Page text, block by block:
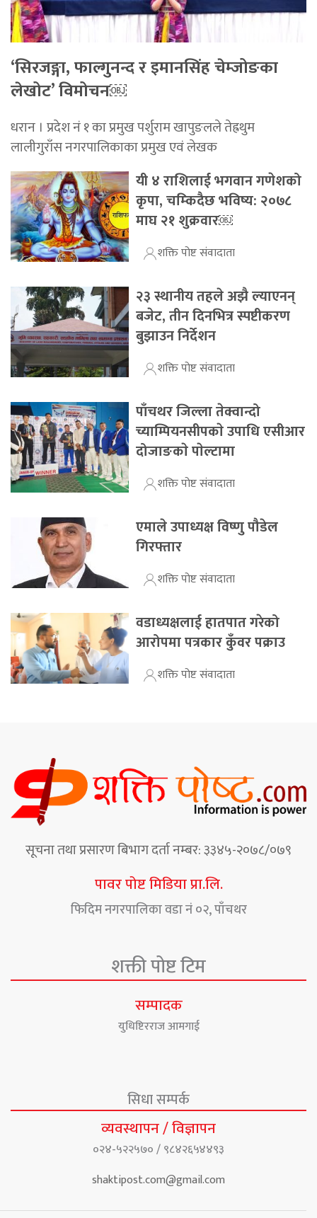
‘सिरजङ्गा, फाल्गुनन्द र इमानसिंह चेम्जोङका
लेखोट’ विमोचन￼
धरान । प्रदेश नं १ का प्रमुख पर्शुराम खापुङलले तेह्रथुम
लालीगुराँस नगरपालिकाका प्रमुख एवं लेखक
यी ४ राशिलाई भगवान गणेशको
कृपा, चम्किदैछ भविष्य: २०७८
माघ २१ शुक्रवार￼
शक्ति पोष्ट संवादाता
२३ स्थानीय तहले अझै ल्याएनन्
बजेट, तीन दिनभित्र स्पष्टीकरण
बुझाउन निर्देशन
शक्ति पोष्ट संवादाता
पाँचथर जिल्ला तेक्वान्दो
च्याम्पियनसीपकाे उपाधि एसीआर
दोजाङकाे पाेल्टामा
शक्ति पोष्ट संवादाता
एमाले उपाध्यक्ष विष्णु पौडेल
गिरफ्तार
शक्ति पोष्ट संवादाता
वडाध्यक्षलाई हातपात गरेको
आरोपमा पत्रकार कुँवर पक्राउ
शक्ति पोष्ट संवादाता
सूचना तथा प्रसारण बिभाग दर्ता नम्बर: ३३४५-२०७८/०७९
पावर पोष्ट मिडिया प्रा.लि.
फिदिम नगरपालिका वडा नं ०२, पाँचथर
शक्ती पोष्ट टिम
सम्पादक
युधिष्टिरराज आमगाई
सिधा सम्पर्क
व्यवस्थापन / विज्ञापन
०२४-५२२५७० / ९८४२६५४४९३
shaktipost.com@gmail.com